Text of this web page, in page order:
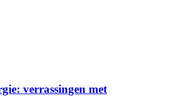
verrassingen met